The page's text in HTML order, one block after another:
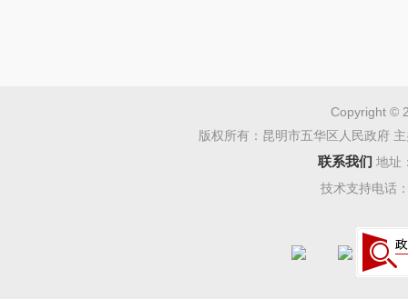
（四
区政
信息并
Copyright ©
版权所有：昆明市五华区人民政府
联系我们 地址
技术支持电话